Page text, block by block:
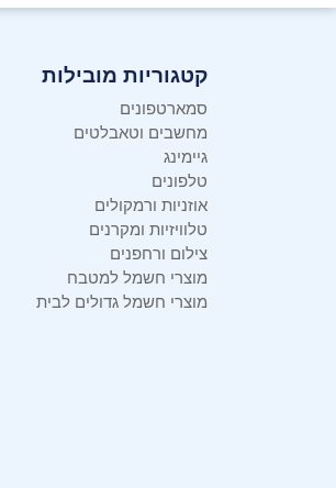
קטגוריות מובילות
סמארטפונים
מחשבים וטאבלטים
גיימינג
טלפונים
אוזניות ורמקולים
טלוויזיות ומקרנים
צילום ורחפנים
מוצרי חשמל למטבח
מוצרי חשמל גדולים לבית